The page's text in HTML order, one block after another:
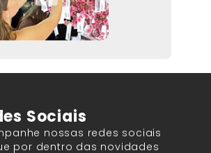
Sociais
nossas redes sociais
por dentro das novidades